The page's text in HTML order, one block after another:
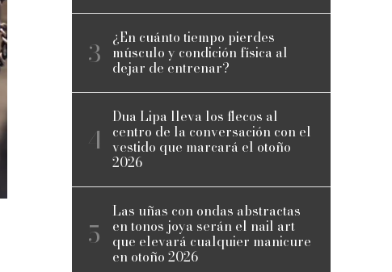
¿En cuánto tiempo pierdes
músculo y condición física al
dejar de entrenar?
Dua Lipa lleva los flecos al
centro de la conversación con el
vestido que marcará el otoño
2026
Las uñas con ondas abstractas
en tonos joya serán el nail art
que elevará cualquier manicure
en otoño 2026